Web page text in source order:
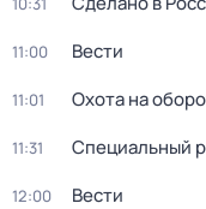
11:00 Вести
11:01 Охота на
11:31 Специальный
12:00 Вести